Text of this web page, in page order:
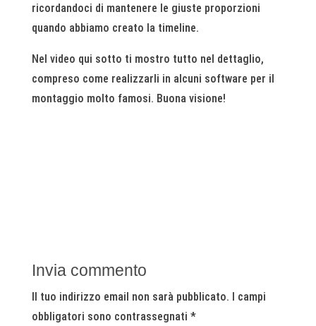
ricordandoci di mantenere le giuste proporzioni
quando abbiamo creato la timeline.
Nel video qui sotto ti mostro tutto nel dettaglio,
compreso come realizzarli in alcuni software per il
montaggio molto famosi. Buona visione!
Invia commento
Il tuo indirizzo email non sarà pubblicato. I campi
obbligatori sono contrassegnati *